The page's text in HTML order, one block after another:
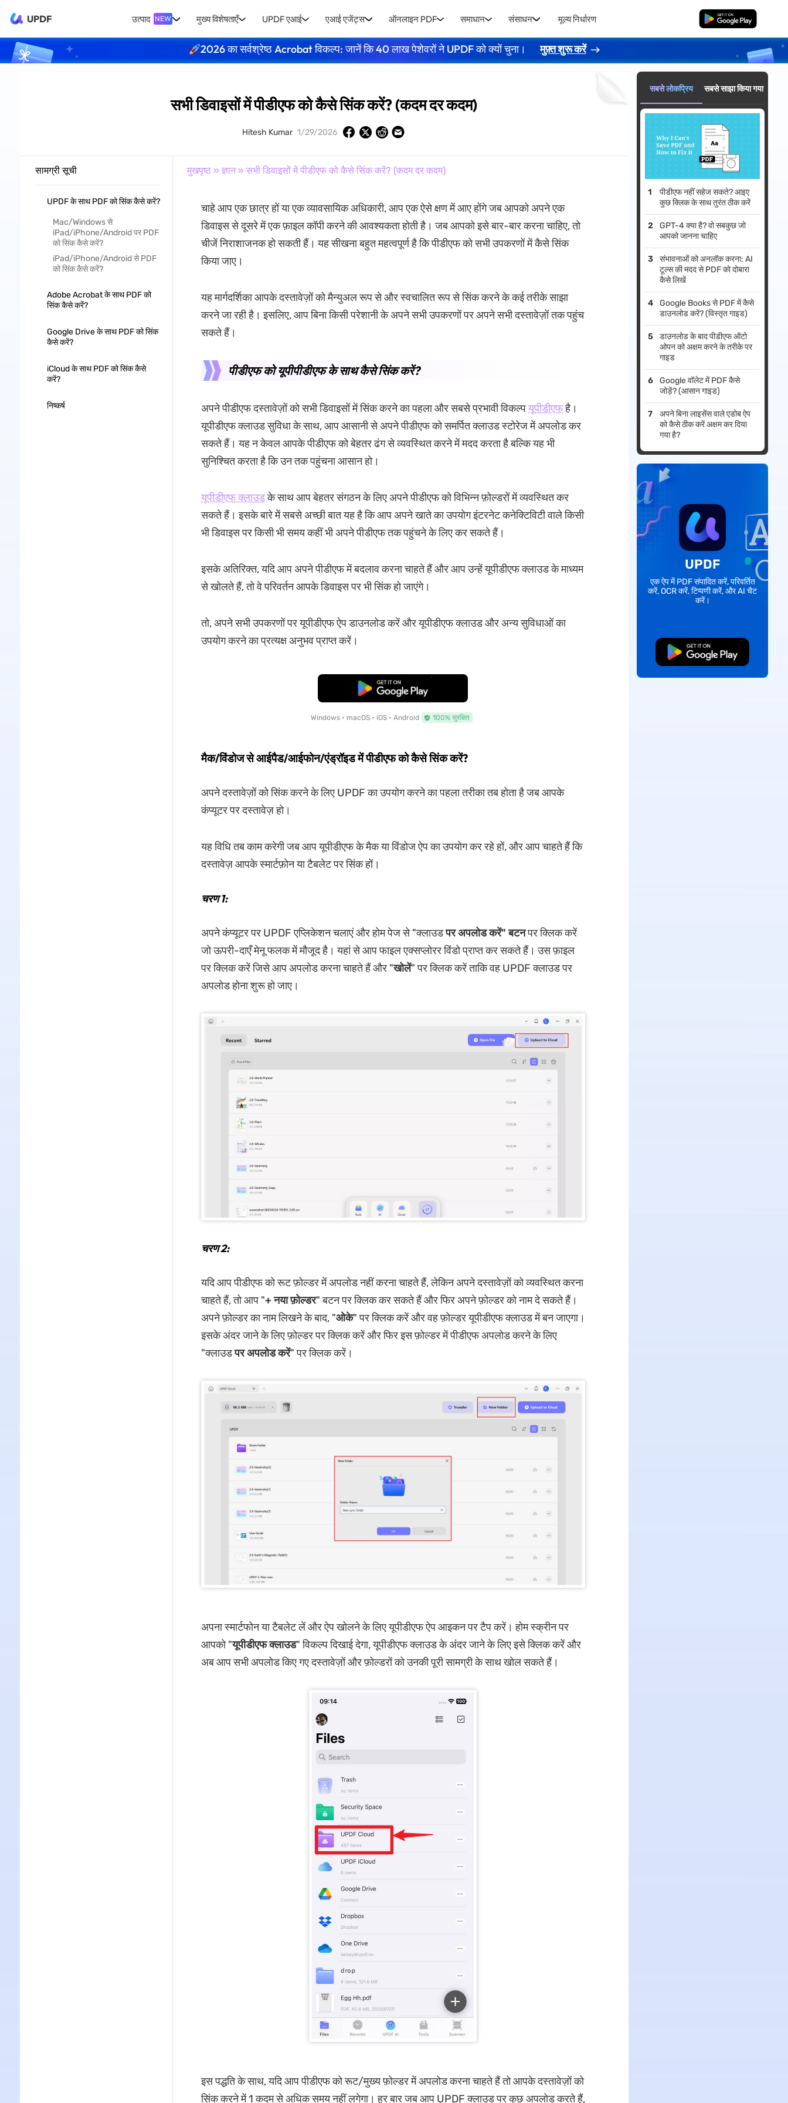
UPDF उत्पाद NEW मुख्य विशेषताएँ UPDF एआई एआई एजेंट्स ऑनलाइन PDF समाधान संसाधन मूल्य निर्धारण मुफ्त डाउनलोड
2026 का सर्वश्रेष्ठ Acrobat विकल्प: जानें कि 40 लाख पेशेवरों ने UPDF को क्यों चुना। मुफ़्त शुरू करें
सभी डिवाइसों में पीडीएफ को कैसे सिंक करें? (कदम दर कदम)
Hitesh Kumar 1/29/2026
सामग्री सूची
UPDF के साथ PDF को सिंक कैसे करें?
Mac/Windows से
iPad/iPhone/Android पर PDF
को सिंक कैसे करें?
iPad/iPhone/Android से PDF
को सिंक कैसे करें?
Adobe Acrobat के साथ PDF को
सिंक कैसे करें?
Google Drive के साथ PDF को सिंक
कैसे करें?
iCloud के साथ PDF को सिंक कैसे
करें?
निष्कर्ष
मुखपृष्ठ» ज्ञान» सभी डिवाइसों में पीडीएफ को कैसे सिंक करें? (कदम दर कदम)
चाहे आप एक छात्र हों या एक व्यावसायिक अधिकारी, आप एक ऐसे क्षण में आए होंगे जब आपको अपने एक
डिवाइस से दूसरे में एक फ़ाइल कॉपी करने की आवश्यकता होती है। जब आपको इसे बार-बार करना चाहिए, तो
चीजें निराशाजनक हो सकती हैं। यह सीखना बहुत महत्वपूर्ण है कि पीडीएफ को सभी उपकरणों में कैसे सिंक
किया जाए।
यह मार्गदर्शिका आपके दस्तावेज़ों को मैन्युअल रूप से और स्वचालित रूप से सिंक करने के कई तरीके साझा
करने जा रही है। इसलिए, आप बिना किसी परेशानी के अपने सभी उपकरणों पर अपने सभी दस्तावेज़ों तक पहुंच
सकते हैं।
पीडीएफ को यूपीपीडीएफ के साथ कैसे सिंक करें?
अपने पीडीएफ दस्तावेज़ों को सभी डिवाइसों में सिंक करने का पहला और सबसे प्रभावी विकल्पयूपीडीएफहै।
यूपीडीएफ क्लाउड सुविधा के साथ, आप आसानी से अपने पीडीएफ को समर्पित क्लाउड स्टोरेज में अपलोड कर
सकते हैं। यह न केवल आपके पीडीएफ को बेहतर ढंग से व्यवस्थित करने में मदद करता है बल्कि यह भी
सुनिश्चित करता है कि उन तक पहुंचना आसान हो।
यूपीडीएफ क्लाउडके साथ आप बेहतर संगठन के लिए अपने पीडीएफ को विभिन्न फ़ोल्डरों में व्यवस्थित कर
सकते हैं। इसके बारे में सबसे अच्छी बात यह है कि आप अपने खाते का उपयोग इंटरनेट कनेक्टिविटी वाले किसी
भी डिवाइस पर किसी भी समय कहीं भी अपने पीडीएफ तक पहुंचने के लिए कर सकते हैं।
इसके अतिरिक्त, यदि आप अपने पीडीएफ में बदलाव करना चाहते हैं और आप उन्हें यूपीडीएफ क्लाउड के माध्यम
से खोलते हैं, तो वे परिवर्तन आपके डिवाइस पर भी सिंक हो जाएंगे।
तो, अपने सभी उपकरणों पर यूपीडीएफ ऐप डाउनलोड करें और यूपीडीएफ क्लाउड और अन्य सुविधाओं का
उपयोग करने का प्रत्यक्ष अनुभव प्राप्त करें।
मुफ्त डाउनलोड
Windows • macOS • iOS • Android 100% सुरक्षित
मैक/विंडोज से आईपैड/आईफोन/एंड्रॉइड में पीडीएफ को कैसे सिंक करें?
अपने दस्तावेज़ों को सिंक करने के लिए UPDF का उपयोग करने का पहला तरीका तब होता है जब आपके
कंप्यूटर पर दस्तावेज़ हो।
यह विधि तब काम करेगी जब आप यूपीडीएफ के मैक या विंडोज ऐप का उपयोग कर रहे हों, और आप चाहते हैं कि
दस्तावेज़ आपके स्मार्टफ़ोन या टैबलेट पर सिंक हों।
चरण 1:
अपने कंप्यूटर पर UPDF एप्लिकेशन चलाएं और होम पेज से "क्लाउडपर अपलोड करें" बटनपर क्लिक करें
जो ऊपरी-दाएँ मेनू फलक में मौजूद है। यहां से आप फाइल एक्सप्लोरर विंडो प्राप्त कर सकते हैं। उस फ़ाइल
पर क्लिक करें जिसे आप अपलोड करना चाहते हैं और "खोलें" पर क्लिक करें ताकि वह UPDF क्लाउड पर
अपलोड होना शुरू हो जाए।
चरण 2:
यदि आप पीडीएफ को रूट फ़ोल्डर में अपलोड नहीं करना चाहते हैं, लेकिन अपने दस्तावेज़ों को व्यवस्थित करना
चाहते हैं, तो आप "+ नया फ़ोल्डर" बटन पर क्लिक कर सकते हैं और फिर अपने फ़ोल्डर को नाम दे सकते हैं।
अपने फ़ोल्डर का नाम लिखने के बाद, "ओके" पर क्लिक करें और वह फ़ोल्डर यूपीडीएफ क्लाउड में बन जाएगा।
इसके अंदर जाने के लिए फ़ोल्डर पर क्लिक करें और फिर इस फ़ोल्डर में पीडीएफ अपलोड करने के लिए
"क्लाउडपर अपलोड करें" पर क्लिक करें।
अपना स्मार्टफोन या टैबलेट लें और ऐप खोलने के लिए यूपीडीएफ ऐप आइकन पर टैप करें। होम स्क्रीन पर
आपको "यूपीडीएफ क्लाउड" विकल्प दिखाई देगा, यूपीडीएफ क्लाउड के अंदर जाने के लिए इसे क्लिक करें और
अब आप सभी अपलोड किए गए दस्तावेज़ों और फ़ोल्डरों को उनकी पूरी सामग्री के साथ खोल सकते हैं।
इस पद्धति के साथ, यदि आप पीडीएफ को रूट/मुख्य फ़ोल्डर में अपलोड करना चाहते हैं तो आपके दस्तावेज़ों को
सिंक करने में 1 कदम से अधिक समय नहीं लगेगा। हर बार जब आप UPDF क्लाउड पर कुछ अपलोड करते हैं,
सबसे लोकप्रिय सबसे साझा किया गया
पीडीएफ नहीं सहेज सकते? आइए
कुछ क्लिक के साथ तुरंत ठीक करें
GPT-4 क्या है? वो सबकुछ जो
आपको जानना चाहिए
संभावनाओं को अनलॉक करना: AI
टूल्स की मदद से PDF को दोबारा
कैसे लिखें
Google Books से PDF में कैसे
डाउनलोड करें? (विस्तृत गाइड)
डाउनलोड के बाद पीडीएफ ऑटो
ओपन को अक्षम करने के तरीके पर
गाइड
Google वॉलेट में PDF कैसे
जोड़ें? (आसान गाइड)
अपने बिना लाइसेंस वाले एडोब ऐप
को कैसे ठीक करें अक्षम कर दिया
गया है?
UPDF
एक ऐप में PDF संपादित करें, परिवर्तित
करें, OCR करें, टिप्पणी करें, और AI चैट
करें।
मुफ्त डाउनलोड